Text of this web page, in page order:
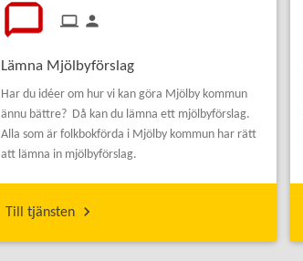
Lämna Mjölbyförslag
Har du idéer om hur vi kan göra Mjölby kommun
ännu bättre? Då kan du lämna ett mjölbyförslag.
Alla som är folkbokförda i Mjölby kommun har rätt
att lämna in mjölbyförslag.
Till tjänsten